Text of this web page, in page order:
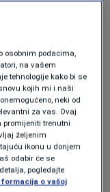
osnovu
je održana
da
poništenju
zakonske
poslali i svim
osobnim podacima,
na vašem
tehnologije kako bi se
kojih mi i naši
neki od
za vas. Ovaj
promijeniti trenutni
željenim
ikonu u donjem
odabir će se
pogledajte
o vašoj